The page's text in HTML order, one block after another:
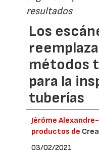
resultados
Los
métodos
para la
tuberías
Jérôme
productos de
03/02/2021